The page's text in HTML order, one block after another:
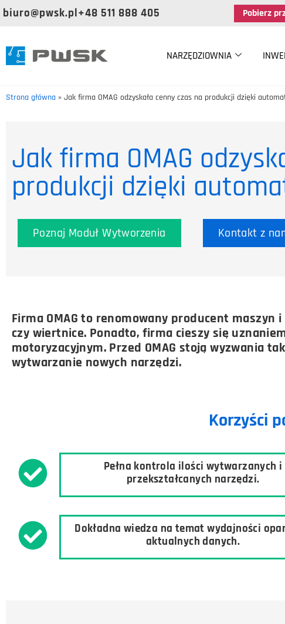
biuro@pwsk.pl+48 511 888 405 Pobierz
NARZĘDZIOWNIA
Strona główna » Jak firma OMAG odzyskała cenny czas na produkcji dzięki
Jak firma OMAG
produkcji dzięki
Poznaj Moduł Wytworzenia Kontakt z
Firma OMAG to renomowany producent
czy wiertnice. Ponadto, firma cieszy się
motoryzacyjnym. Przed OMAG stoją wyzwania
wytwarzanie nowych narzędzi.
Korzyści
Pełna kontrola ilości wytwarzanych i
przekształcanych narzędzi.
Dokładna wiedza na temat wydajności
aktualnych danych.